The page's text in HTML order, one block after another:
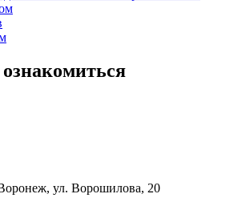
ознакомиться
ул. Ворошилова, 20